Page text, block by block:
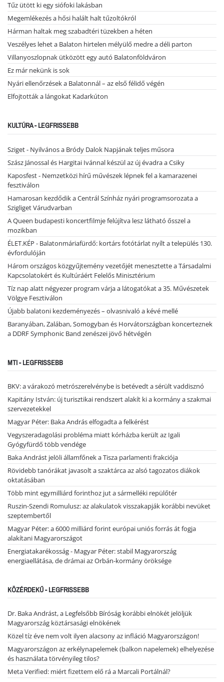
Tűz ütött ki egy siófoki lakásban
Megemlékezés a hősi halált halt tűzoltókról
Hárman haltak meg szabadtéri tüzekben a héten
Veszélyes lehet a Balaton hirtelen mélyülő medre a déli parton
Villanyoszlopnak ütközött egy autó Balatonföldváron
Ez már nekünk is sok
Nyári ellenőrzések a Balatonnál – az első félidő végén
Elfojtották a lángokat Kadarkúton
KULTÚRA - LEGFRISSEBB
Sziget - Nyilvános a Bródy Dalok Napjának teljes műsora
Szász Jánossal és Hargitai Ivánnal készül az új évadra a Csiky
Kaposfest - Nemzetközi hírű művészek lépnek fel a kamarazenei
fesztiválon
Hamarosan kezdődik a Centrál Színház nyári programsorozata a
Szigliget Várudvarban
A Queen budapesti koncertfilmje felújítva lesz látható ősszel a
mozikban
ÉLET.KÉP - Balatonmáriafürdő: kortárs fotótárlat nyílt a település 130.
évfordulóján
Három országos közgyűjtemény vezetőjét menesztette a Társadalmi
Kapcsolatokért és Kultúráért Felelős Minisztérium
Tíz nap alatt négyezer program várja a látogatókat a 35. Művészetek
Völgye Fesztiválon
Újabb balatoni kezdeményezés – olvasnivaló a kévé mellé
Baranyában, Zalában, Somogyban és Horvátországban koncerteznek
a DDRF Symphonic Band zenészei jövő hétvégén
MTI - LEGFRISSEBB
BKV: a várakozó metrószerelvénybe is betévedt a sérült vaddisznó
Kapitány István: új turisztikai rendszert alakít ki a kormány a szakmai
szervezetekkel
Magyar Péter: Baka András elfogadta a felkérést
Vegyszeradagolási probléma miatt kórházba került az Igali
Gyógyfürdő több vendége
Baka Andrást jelöli államfőnek a Tisza parlamenti frakciója
Rövidebb tanórákat javasolt a szaktárca az alsó tagozatos diákok
oktatásában
Több mint egymilliárd forinthoz jut a sármelléki repülőtér
Ruszin-Szendi Romulusz: az alakulatok visszakapják korábbi nevüket
szeptembertől
Magyar Péter: a 6000 milliárd forint európai uniós forrás át fogja
alakítani Magyarországot
Energiatakarékosság - Magyar Péter: stabil Magyarország
energiaellátása, de drámai az Orbán-kormány öröksége
KÖZÉRDEKŰ - LEGFRISSEBB
Dr. Baka Andrást, a Legfelsőbb Bíróság korábbi elnökét jelöljük
Magyarország köztársasági elnökének
Közel tíz éve nem volt ilyen alacsony az infláció Magyarországon!
Magyarországon az erkélynapelemek (balkon napelemek) elhelyezése
és használata törvényileg tilos?
Meta Verified: miért fizettem elő rá a Marcali Portálnál?